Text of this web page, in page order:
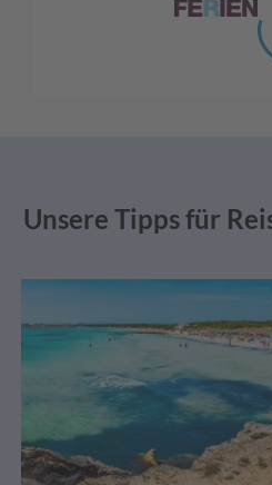
Unsere Tipps für